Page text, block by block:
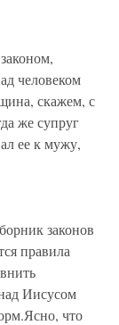
человеком
скажем, с
же супруг
ее к мужу,
законов
правила
Иисусом
что